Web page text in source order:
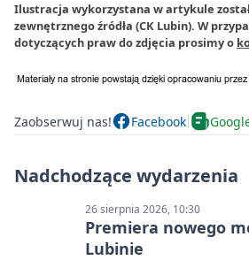
Ilustracja wykorzystana w artykule
zewnętrznego źródła (CK Lubin). W
dotyczących praw do zdjęcia prosimy o
Zaobserwuj nas! Facebook
Nadchodzące wydarzenia
26 sierpnia 2026, 10:30
Premiera nowego
Lubinie